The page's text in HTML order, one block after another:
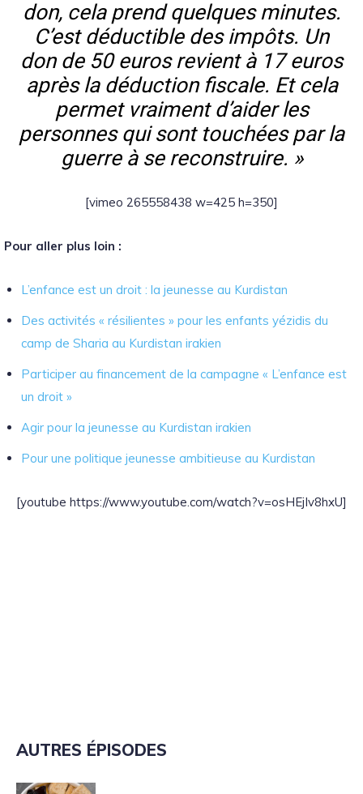
don, cela prend quelques minutes.
C’est déductible des impôts. Un
don de 50 euros revient à 17 euros
après la déduction fiscale. Et cela
permet vraiment d’aider les
personnes qui sont touchées par la
guerre à se reconstruire. »
[vimeo 265558438 w=425 h=350]
Pour aller plus loin :
L’enfance est un droit : la jeunesse au Kurdistan
Des activités « résilientes » pour les enfants yézidis du
camp de Sharia au Kurdistan irakien
Participer au financement de la campagne « L’enfance est
un droit »
Agir pour la jeunesse au Kurdistan irakien
Pour une politique jeunesse ambitieuse au Kurdistan
[youtube https://www.youtube.com/watch?v=osHEjIv8hxU]
AUTRES ÉPISODES